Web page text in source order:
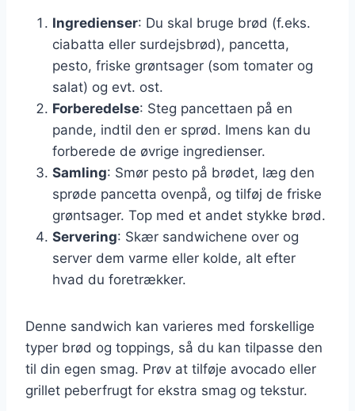
Ingredienser: Du skal bruge brød (f.eks.
ciabatta eller surdejsbrød), pancetta,
pesto, friske grøntsager (som tomater og
salat) og evt. ost.
Forberedelse: Steg pancettaen på en
pande, indtil den er sprød. Imens kan du
forberede de øvrige ingredienser.
Samling: Smør pesto på brødet, læg den
sprøde pancetta ovenpå, og tilføj de friske
grøntsager. Top med et andet stykke brød.
Servering: Skær sandwichene over og
server dem varme eller kolde, alt efter
hvad du foretrækker.
Denne sandwich kan varieres med forskellige
typer brød og toppings, så du kan tilpasse den
til din egen smag. Prøv at tilføje avocado eller
grillet peberfrugt for ekstra smag og tekstur.